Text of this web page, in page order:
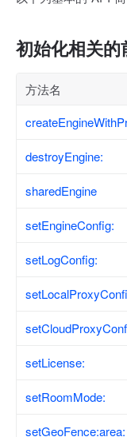
初始化相关的
方法名
destroyEngine:
sharedEngine
setEngineConfig:
setLogConfig:
setLicense:
setRoomMode:
setGeoFence:area: